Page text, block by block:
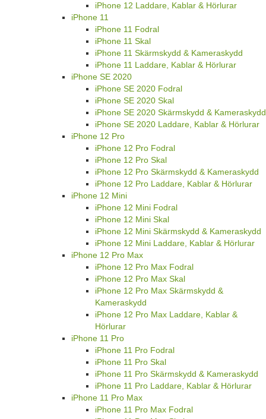
iPhone 12 Laddare, Kablar & Hörlurar
iPhone 11
iPhone 11 Fodral
iPhone 11 Skal
iPhone 11 Skärmskydd & Kameraskydd
iPhone 11 Laddare, Kablar & Hörlurar
iPhone SE 2020
iPhone SE 2020 Fodral
iPhone SE 2020 Skal
iPhone SE 2020 Skärmskydd & Kameraskydd
iPhone SE 2020 Laddare, Kablar & Hörlurar
iPhone 12 Pro
iPhone 12 Pro Fodral
iPhone 12 Pro Skal
iPhone 12 Pro Skärmskydd & Kameraskydd
iPhone 12 Pro Laddare, Kablar & Hörlurar
iPhone 12 Mini
iPhone 12 Mini Fodral
iPhone 12 Mini Skal
iPhone 12 Mini Skärmskydd & Kameraskydd
iPhone 12 Mini Laddare, Kablar & Hörlurar
iPhone 12 Pro Max
iPhone 12 Pro Max Fodral
iPhone 12 Pro Max Skal
iPhone 12 Pro Max Skärmskydd &
Kameraskydd
iPhone 12 Pro Max Laddare, Kablar &
Hörlurar
iPhone 11 Pro
iPhone 11 Pro Fodral
iPhone 11 Pro Skal
iPhone 11 Pro Skärmskydd & Kameraskydd
iPhone 11 Pro Laddare, Kablar & Hörlurar
iPhone 11 Pro Max
iPhone 11 Pro Max Fodral